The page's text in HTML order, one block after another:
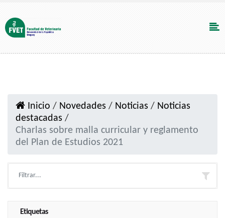
Inicio / Novedades / Noticias / Noticias
destacadas /
Charlas sobre malla curricular y reglamento
del Plan de Estudios 2021
Etiquetas